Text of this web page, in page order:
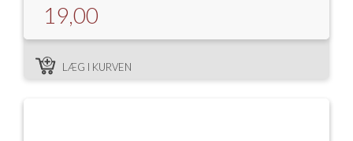
19,00
LÆG I KURVEN